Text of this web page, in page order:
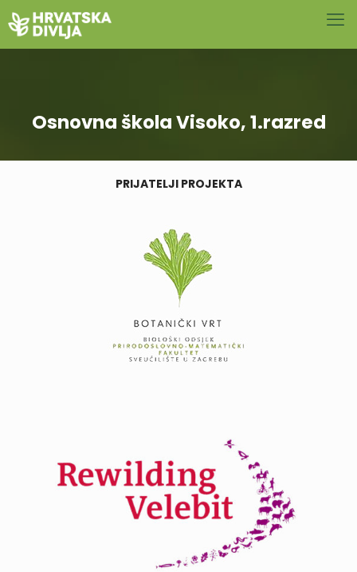
Osnovna škola Visoko, 1.razred
PRIJATELJI PROJEKTA